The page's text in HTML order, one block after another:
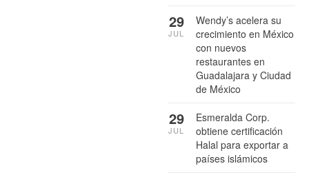
Wendy’s acelera su
crecimiento en México
con nuevos
restaurantes en
Guadalajara y Ciudad
de México
29
JUL
Esmeralda Corp.
obtiene certificación
Halal para exportar a
países islámicos
29
JUL